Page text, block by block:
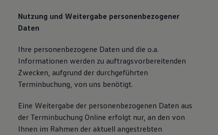
Nutzung und Weitergabe personenbezogener
Daten
Ihre personenbezogene Daten und die o.a.
Informationen werden zu auftragsvorbereitenden
Zwecken, aufgrund der durchgeführten
Terminbuchung, von uns benötigt.
Eine Weitergabe der personenbezogenen Daten aus
der Terminbuchung Online erfolgt nur, an den von
Ihnen im Rahmen der aktuell angestrebten